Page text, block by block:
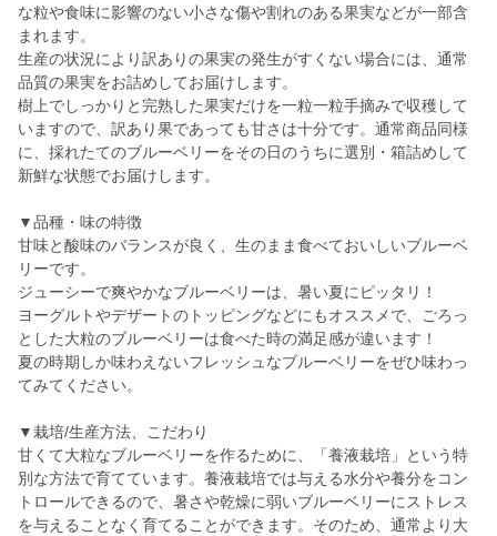
な粒や食味に影響のない小さな傷や割れのある果実などが一部含
まれます。
生産の状況により訳ありの果実の発生がすくない場合には、通常
品質の果実をお詰めしてお届けします。
樹上でしっかりと完熟した果実だけを一粒一粒手摘みで収穫して
いますので、訳あり果であっても甘さは十分です。通常商品同様
に、採れたてのブルーベリーをその日のうちに選別・箱詰めして
新鮮な状態でお届けします。
▼品種・味の特徴
甘味と酸味のバランスが良く、生のまま食べておいしいブルーベ
リーです。
ジューシーで爽やかなブルーベリーは、暑い夏にピッタリ！
ヨーグルトやデザートのトッピングなどにもオススメで、ごろっ
とした大粒のブルーベリーは食べた時の満足感が違います！
夏の時期しか味わえないフレッシュなブルーベリーをぜひ味わっ
てみてください。
▼栽培/生産方法、こだわり
甘くて大粒なブルーベリーを作るために、「養液栽培」という特
別な方法で育てています。養液栽培では与える水分や養分をコン
トロールできるので、暑さや乾燥に弱いブルーベリーにストレス
を与えることなく育てることができます。そのため、通常より大